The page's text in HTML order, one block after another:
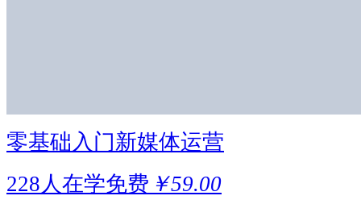
零基础入门新媒体运营
228人在学免费 ￥59.00